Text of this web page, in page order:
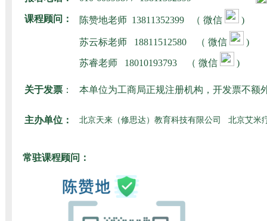
课程顾问： 陈赞地老师 13811352399 （ 微信 )
苏云标老师 18811512580 （ 微信 )
苏睿老师 18010193793 （ 微信 )
关于发票 ： 本单位为工商局正规注册机构，开发票不额
主办单位： 北京天来（修思达）教育科技有限公司 北京艾米
常驻课程顾问：